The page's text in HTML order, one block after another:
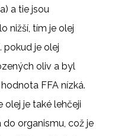
a tie jsou
nižší, tím je olej
pokud je olej
oliv a byl
FFA nízká.
olej je také lehčeji
organismu, což je